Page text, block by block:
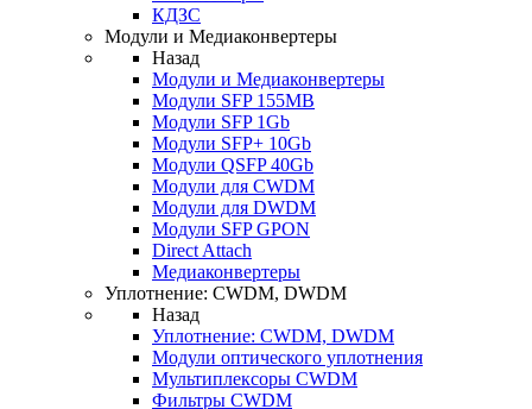
КДЗС
Модули и Медиаконвертеры
Назад
Модули и Медиаконвертеры
Модули SFP 155MB
Модули SFP 1Gb
Модули SFP+ 10Gb
Модули QSFP 40Gb
Модули для CWDM
Модули для DWDM
Модули SFP GPON
Direct Attach
Медиаконвертеры
Уплотнение: CWDM, DWDM
Назад
Уплотнение: CWDM, DWDM
Модули оптического уплотнения
Мультиплексоры CWDM
Фильтры CWDM